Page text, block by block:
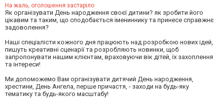
На жаль, оголошення застаріло
Як організувати День народження своєї дитини? як зробити його
цікавим та таким, що сподобається імениннику та принесе справжнє
задоволення?
Наші спеціалісти кожного дня працюють над розробкою нових ідей,
пишуть креативні сценарії та розробляють новинки, щоб
запропонувати нашим клієнтам, враховуючи вік дітей, їх захоплення
та інтереси!
Ми допоможемо Вам організувати дитячий День народження,
хрестини, День Ангела, перше причастя, - заходи на будь-яку
тематику та будь-якого масштабу!